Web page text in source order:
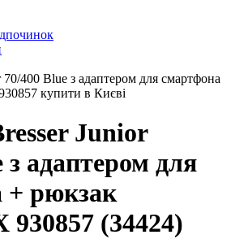
70/400 Blue з адаптером для смартфона
купити в Києві
Junior
з адаптером для
+ рюкзак
930857 (34424)